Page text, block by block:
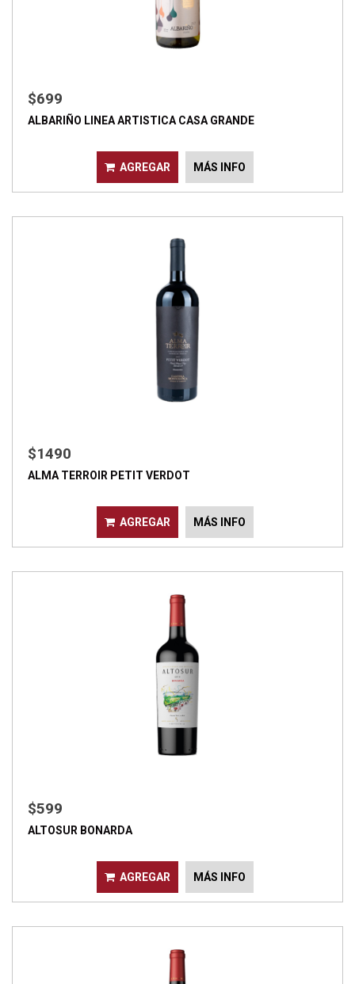
$699
ALBARIÑO LINEA ARTISTICA CASA GRANDE
AGREGAR MÁS INFO
$1490
ALMA TERROIR PETIT VERDOT
AGREGAR MÁS INFO
$599
ALTOSUR BONARDA
AGREGAR MÁS INFO